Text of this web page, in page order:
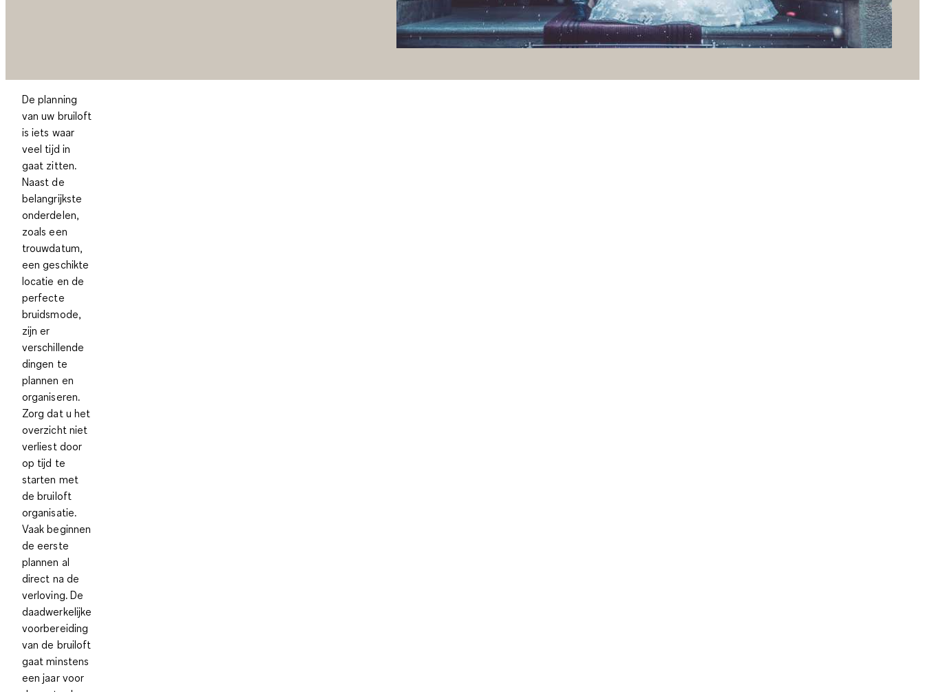
De planning
van uw bruiloft
is iets waar
veel tijd in
gaat zitten.
Naast de
belangrijkste
onderdelen,
zoals een
trouwdatum,
een geschikte
locatie en de
perfecte
bruidsmode,
zijn er
verschillende
dingen te
plannen en
organiseren.
Zorg dat u het
overzicht niet
verliest door
op tijd te
starten met
de bruiloft
organisatie.
Vaak beginnen
de eerste
plannen al
direct na de
verloving. De
daadwerkelijke
voorbereiding
van de bruiloft
gaat minstens
een jaar voor